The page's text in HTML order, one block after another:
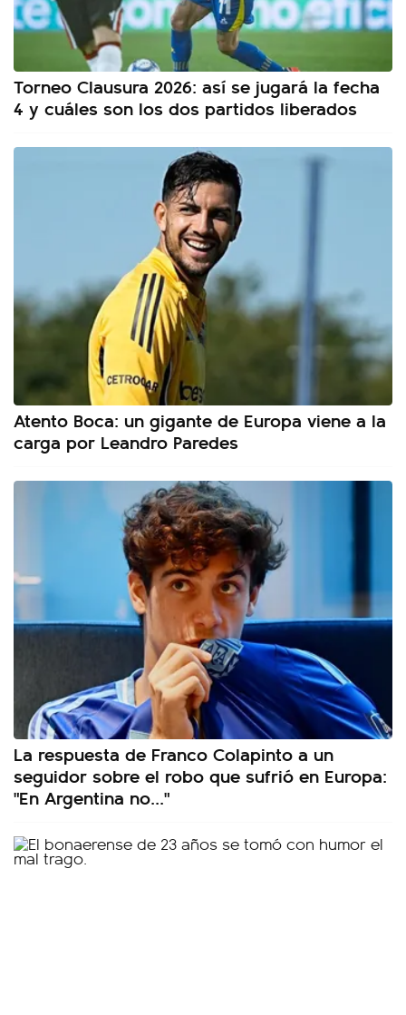
Torneo Clausura 2026: así se jugará la fecha
4 y cuáles son los dos partidos liberados
Atento Boca: un gigante de Europa viene a la
carga por Leandro Paredes
La respuesta de Franco Colapinto a un
seguidor sobre el robo que sufrió en Europa:
"En Argentina no..."